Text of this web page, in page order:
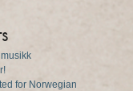
for Norwegian